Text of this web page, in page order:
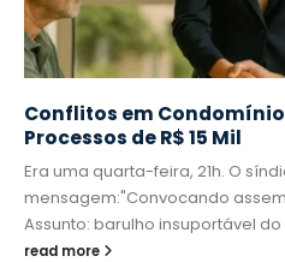
Conflitos em
Processos de R$ 15 Mil
Era uma quarta-feira, 21h. O
mensagem:"Convocando
Assunto: barulho insuportável do
read more